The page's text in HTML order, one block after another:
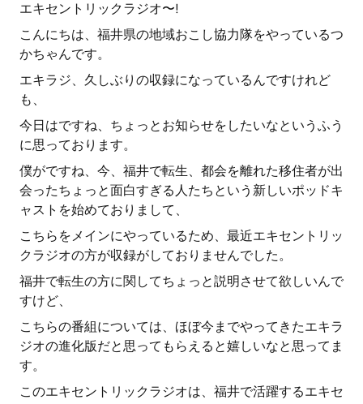
エキセントリックラジオ〜!
こんにちは、福井県の地域おこし協力隊をやっているつ
かちゃんです。
エキラジ、久しぶりの収録になっているんですけれど
も、
今日はですね、ちょっとお知らせをしたいなというふう
に思っております。
僕がですね、今、福井で転生、都会を離れた移住者が出
会ったちょっと面白すぎる人たちという新しいポッドキ
ャストを始めておりまして、
こちらをメインにやっているため、最近エキセントリッ
クラジオの方が収録がしておりませんでした。
福井で転生の方に関してちょっと説明させて欲しいんで
すけど、
こちらの番組については、ほぼ今までやってきたエキラ
ジオの進化版だと思ってもらえると嬉しいなと思ってま
す。
このエキセントリックラジオは、福井で活躍するエキセ